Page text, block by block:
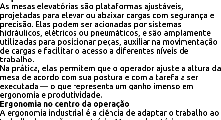
As mesas elevatórias são plataformas ajustáveis,
projetadas para elevar ou abaixar cargas com segurança e
precisão. Elas podem ser acionadas por sistemas
hidráulicos, elétricos ou pneumáticos, e são amplamente
utilizadas para posicionar peças, auxiliar na movimentação
de cargas e facilitar o acesso a diferentes níveis de
trabalho.
Na prática, elas permitem que o operador ajuste a altura da
mesa de acordo com sua postura e com a tarefa a ser
executada — o que representa um ganho imenso em
ergonomia e produtividade.
Ergonomia no centro da operação
A ergonomia industrial é a ciência de adaptar o trabalho ao